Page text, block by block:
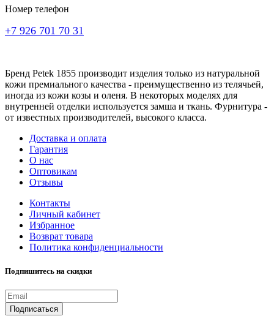
Номер телефон
+7 926 701 70 31
Бренд Petek 1855 производит изделия только из натуральной
кожи премиального качества - преимущественно из телячьей,
иногда из кожи козы и оленя. В некоторых моделях для
внутренней отделки используется замша и ткань. Фурнитура -
от известных производителей, высокого класса.
Доставка и оплата
Гарантия
О нас
Оптовикам
Отзывы
Контакты
Личный кабинет
Избранное
Возврат товара
Политика конфиденциальности
Подпишитесь на скидки
Подписаться